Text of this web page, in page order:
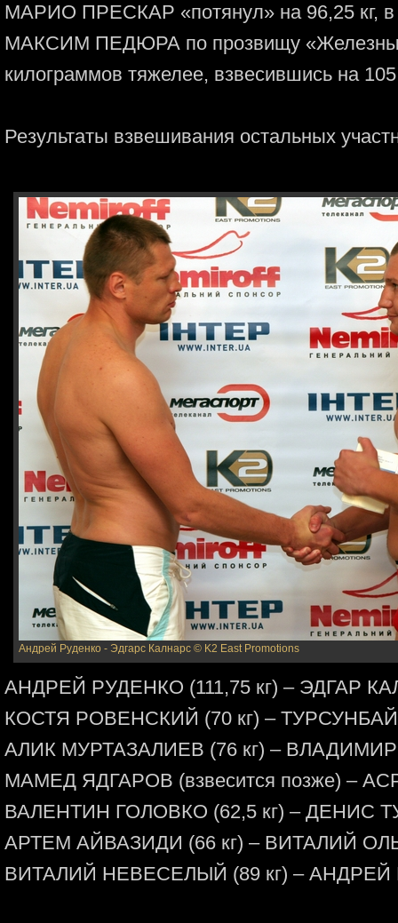
МАРИО ПРЕСКАР «потянул» на 96,25 кг, в
МАКСИМ ПЕДЮРА по прозвищу «Железный
килограммов тяжелее, взвесившись на
Результаты взвешивания остальных
Андрей Руденко - Эдгарс Калнарс © K2 East Promotions
АНДРЕЙ РУДЕНКО (111,75 кг) – ЭДГАР
КОСТЯ РОВЕНСКИЙ (70 кг) –
АЛИК МУРТАЗАЛИЕВ (76 кг) –
МАМЕД ЯДГАРОВ (взвесится позже) –
ВАЛЕНТИН ГОЛОВКО (62,5 кг) – ДЕНИС
АРТЕМ АЙВАЗИДИ (66 кг) – ВИТАЛИЙ
ВИТАЛИЙ НЕВЕСЕЛЫЙ (89 кг) – АНДРЕЙ